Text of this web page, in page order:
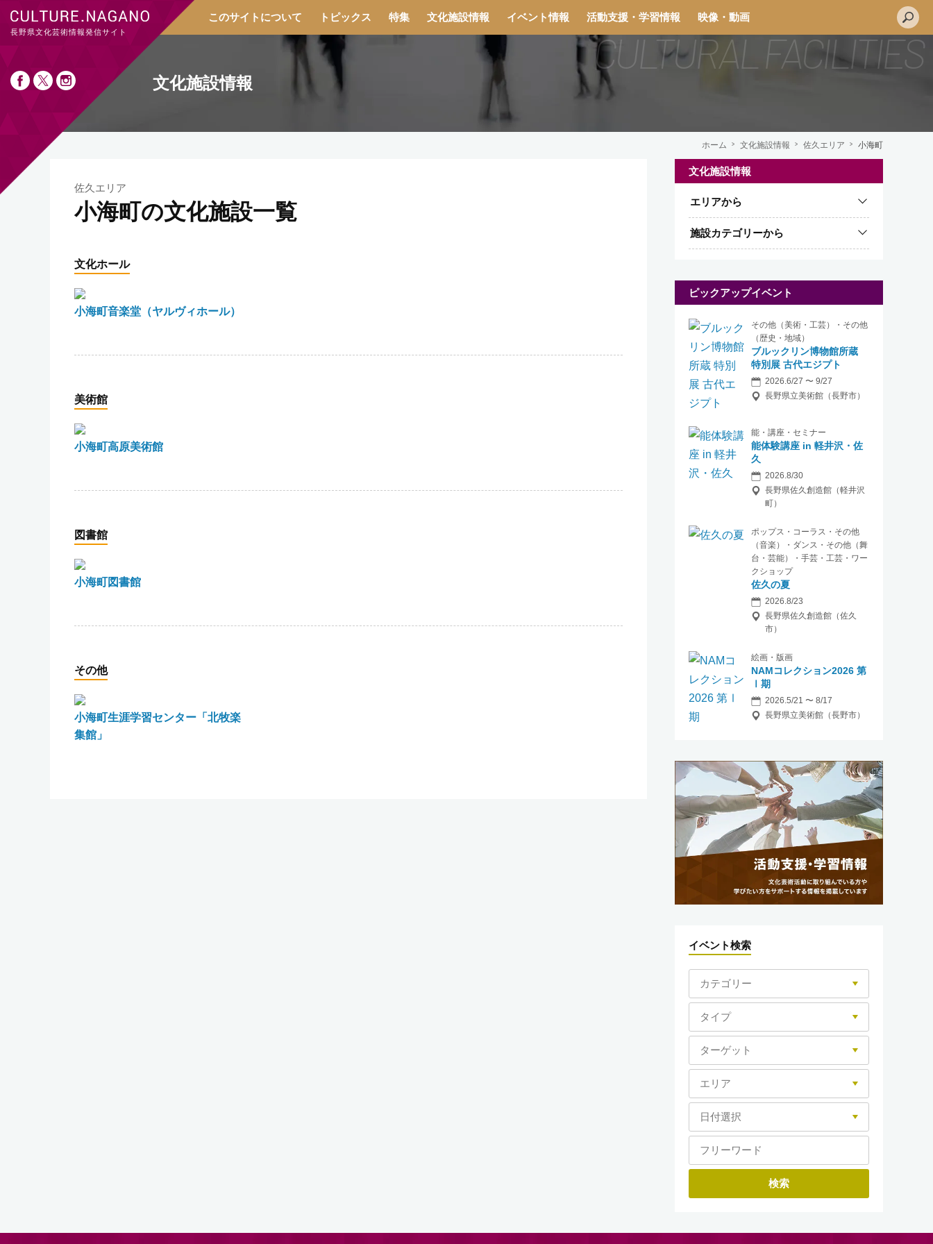
長野県文化芸術情報発信サイト
このサイトについて トピックス 特集 文化施設情報 イベント情報 活動支援・学習情報 映像・動画
文化施設情報
ホーム 文化施設情報 佐久エリア 小海町
佐久エリア
小海町の文化施設一覧
文化ホール
小海町音楽堂（ヤルヴィホール）
美術館
小海町高原美術館
図書館
小海町図書館
その他
小海町生涯学習センター「北牧楽
集館」
文化施設情報
エリアから
施設カテゴリーから
ピックアップイベント
その他（美術・工芸）・その他
（歴史・地域）
ブルックリン博物館所蔵
特別展 古代エジプト
2026.6/27 〜 9/27
長野県立美術館（長野市）
能・講座・セミナー
能体験講座 in 軽井沢・佐
久
2026.8/30
長野県佐久創造館（軽井沢
町）
ポップス・コーラス・その他
（音楽）・ダンス・その他（舞
台・芸能）・手芸・工芸・ワー
クショップ
佐久の夏
2026.8/23
長野県佐久創造館（佐久
市）
絵画・版画
NAMコレクション2026 第
Ⅰ期
2026.5/21 〜 8/17
長野県立美術館（長野市）
イベント検索